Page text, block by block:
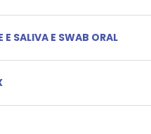
SALIVA E SWAB ORAL